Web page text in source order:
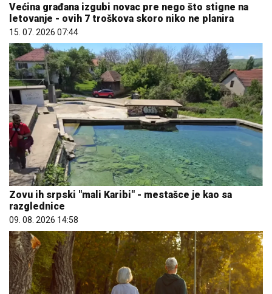
Većina građana izgubi novac pre nego što stigne na
letovanje - ovih 7 troškova skoro niko ne planira
15. 07. 2026 07:44
Zovu ih srpski "mali Karibi" - mestašce je kao sa
razglednice
09. 08. 2026 14:58